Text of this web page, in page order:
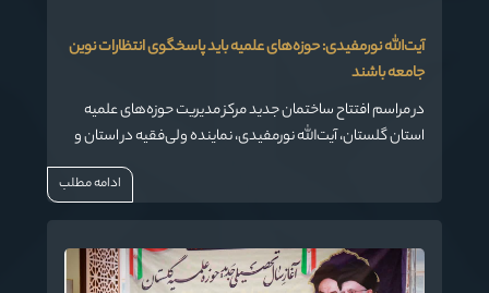
آیت‌الله نورمفیدی: حوزه‌های علمیه باید پاسخگوی انتظارات نوین
جامعه باشند
در مراسم افتتاح ساختمان جدید مرکز مدیریت حوزه‌های علمیه
استان گلستان، آیت‌الله نورمفیدی، نماینده ولی‌فقیه در استان و
امام جمعه گرگان، با اشاره به اهمیت ارتقای علمی و فرهنگی
حوزه‌های علمیه، تأکید کرد: «امروز جامعه از روحانیت انتظاراتیادامه مطلب